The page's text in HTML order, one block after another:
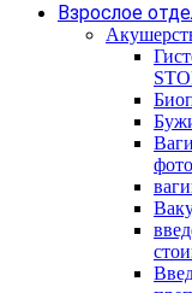
Взрослое